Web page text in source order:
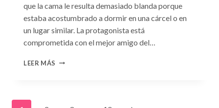
que la cama le resulta demasiado blanda porque
estaba acostumbrado a dormir en una cárcel o en
un lugar similar. La protagonista está
comprometida con el mejor amigo del…
LEER MÁS CONSULTA